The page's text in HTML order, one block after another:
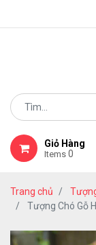
Giỏ Hàng
Items 0
Trang chủ
Tượng Chó Gỗ